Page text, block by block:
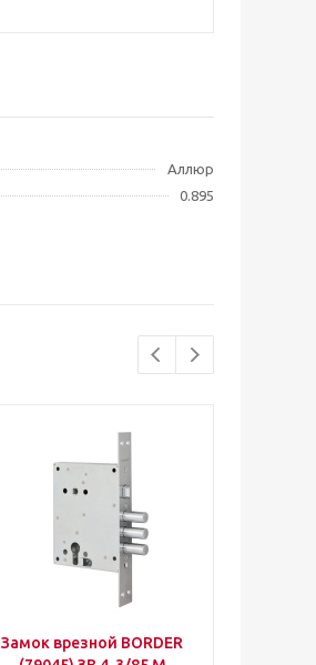
Аллюр
0.895
Замок врезной BORDER